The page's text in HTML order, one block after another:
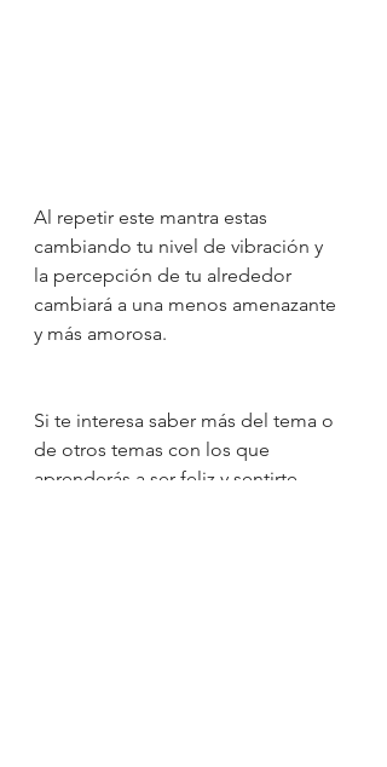
Al repetir este mantra estas
cambiando tu nivel de vibración y
la percepción de tu alrededor
cambiará a una menos amenazante
y más amorosa.
Si te interesa saber más del tema o
de otros temas con los que
aprenderás a ser feliz y sentirte